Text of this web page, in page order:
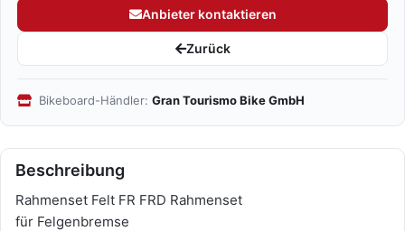
Anbieter kontaktieren
Zurück
Bikeboard-Händler: Gran Tourismo Bike GmbH
Beschreibung
Rahmenset Felt FR FRD Rahmenset
für Felgenbremse